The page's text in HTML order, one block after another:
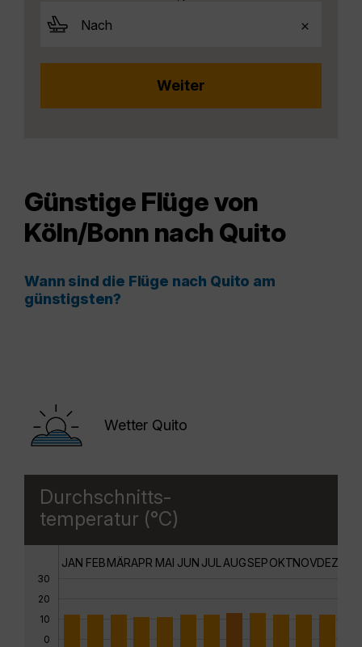
Günstige Flüge von
Köln/Bonn nach Quito
Wann sind die Flüge nach Quito am
günstigsten?
Wetter Quito
Durchschnitts-
temperatur (°C)
30
20
10
0
JAN FEBMÄRAPR MAI JUN JUL AUGSEPOKTNOVDEZ